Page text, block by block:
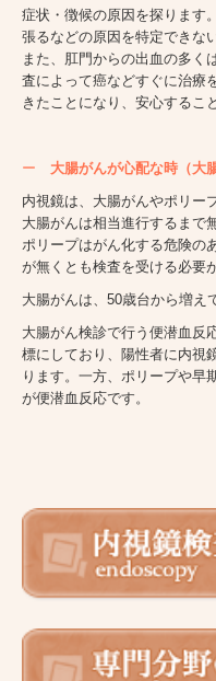
症状・徴候の原因を探ります
張るなどの原因を特定できな
また、肛門からの出血の多く
査によって癌などすぐに治療
きたことになり、安心するこ
ー 大腸がんが心配な時（大
内視鏡は、大腸がんやポリー
大腸がんは相当進行するまで
ポリープはがん化する危険の
が無くとも検査を受ける必要
大腸がんは、50歳台から増え
大腸がん検診で行う便潜血反
標にしており、陽性者に内視
ります。一方、ポリープや早
が便潜血反応です。